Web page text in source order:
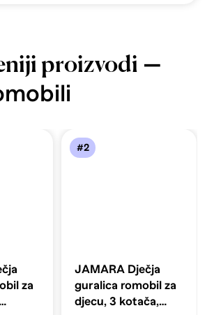
proizvodi —
za
#2
JAMARA Dječja
guralica romobil za
djecu, 3 kotača,